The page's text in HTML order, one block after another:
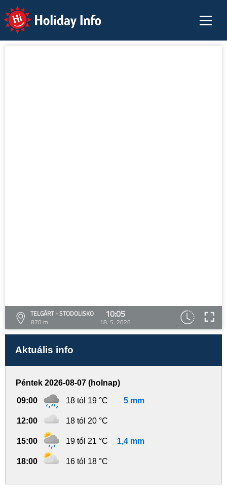
Holiday Info
TELGÁRT - STODOLISKO
870 m
10:05
18. 5. 2026
Aktuális info
Péntek 2026-08-07 (holnap)
09:00 18 tól 19 °C 5 mm
12:00 18 tól 20 °C
15:00 19 tól 21 °C 1,4 mm
18:00 16 tól 18 °C